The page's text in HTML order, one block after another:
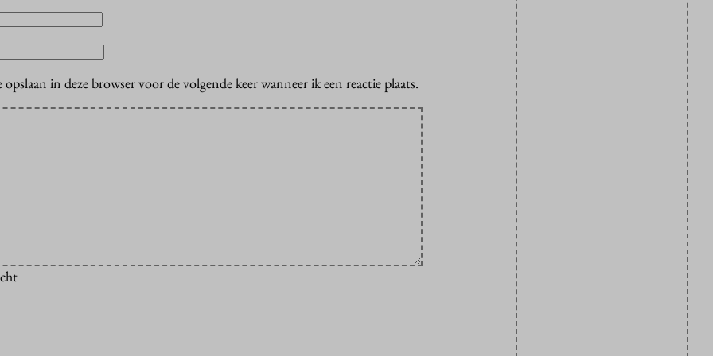
in deze browser voor de volgende keer wanneer ik een reactie plaats.